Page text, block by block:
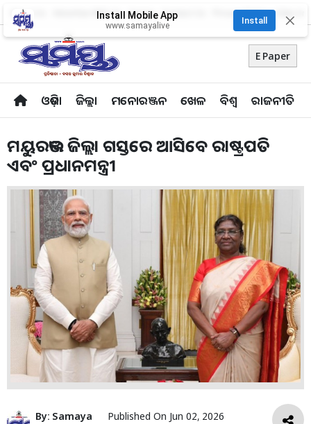
About Us Advertise With Us Career Contact Us Privacy Policy
E Paper
ଓଡ଼ିଶା ଜିଲ୍ଲା ମନୋରଞ୍ଜନ ଖେଳ ବିଶ୍ବ ରାଜନୀତି
Install Mobile App
www.samayalive
Install ✕
ମୟୁରଭଞ୍ଜ ଜିଲ୍ଲା ଗସ୍ତରେ ଆସିବେ ରାଷ୍ଟ୍ରପତି
ଏବଂ ପ୍ରଧାନମନ୍ତ୍ରୀ
By: Samaya
Published On Jun 02, 2026